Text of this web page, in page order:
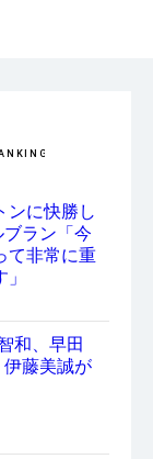
ンに快勝し
ラン「今
て非常に重
和、早田
藤美誠が